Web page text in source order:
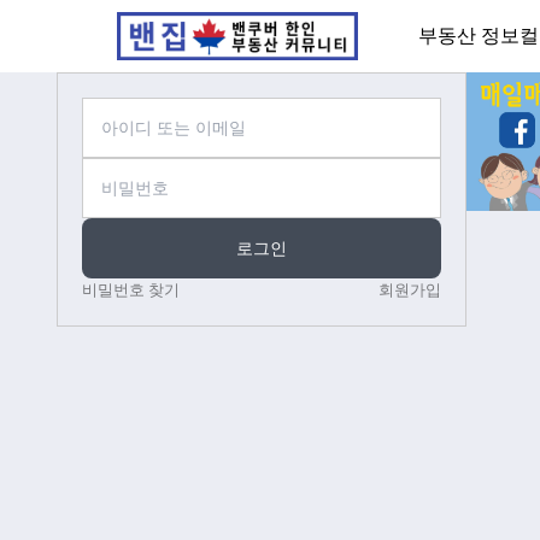
부동산 정보
로그인
비밀번호 찾기 회원가입